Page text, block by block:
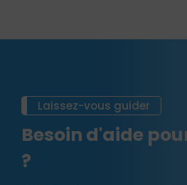
Laissez-vous guider
Besoin d'aide
?